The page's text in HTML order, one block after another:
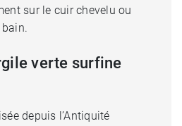
sur le cuir chevelu ou
verte surfine
depuis l’Antiquité